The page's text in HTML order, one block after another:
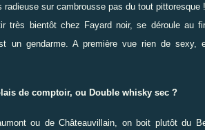
sur cambrousse pas du tout
très bientôt chez Fayard noir, se déroule au
un gendarme. A première vuerien de sexy,
de comptoir, ou Double whisky sec ?
ou de Châteauvillain, on boit plutôt du